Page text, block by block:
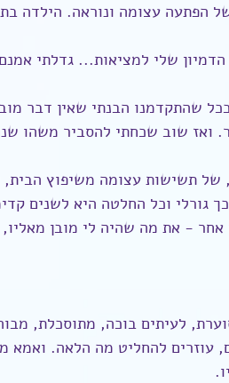
עצומה ונוראה. הילדה בת ה-6 בתוכי שוב
שהתקדמנו הבנתי שאין דבר
ואז שוב שכחתי להסביר משהו
של תשישות עצומה משיפוץ
גורלי וכל החלטה היא לשנים
- את מה שהיה לי מובן
לעיתים בוכה, מתוסכלת,
עוזרים להחליט מה הלאה. ואמא